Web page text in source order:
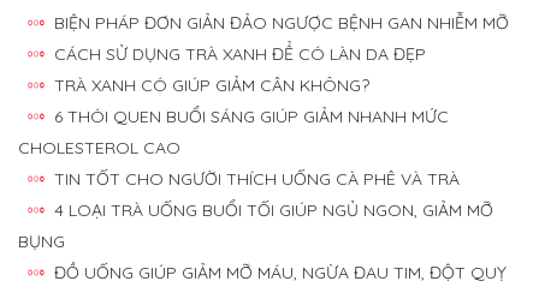
BIỆN PHÁP ĐƠN GIẢN ĐẢO NGƯỢC BỆNH GAN NHIỄM MỠ
CÁCH SỬ DỤNG TRÀ XANH ĐỂ CÓ LÀN DA ĐẸP
TRÀ XANH CÓ GIÚP GIẢM CÂN KHÔNG?
6 THÓI QUEN BUỔI SÁNG GIÚP GIẢM NHANH MỨC
CHOLESTEROL CAO
TIN TỐT CHO NGƯỜI THÍCH UỐNG CÀ PHÊ VÀ TRÀ
4 LOẠI TRÀ UỐNG BUỔI TỐI GIÚP NGỦ NGON, GIẢM MỠ
BỤNG
ĐỒ UỐNG GIÚP GIẢM MỠ MÁU, NGỪA ĐAU TIM, ĐỘT QUỴ